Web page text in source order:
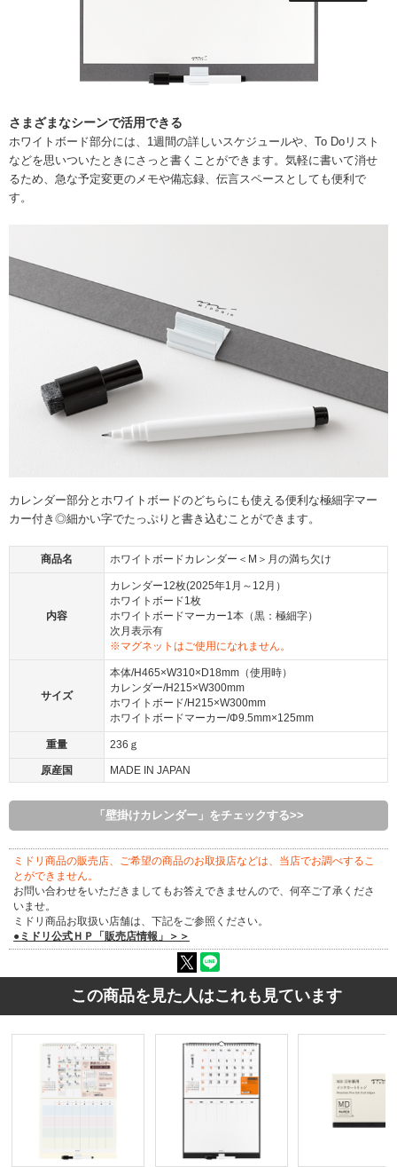
さまざまなシーンで活用できる
ホワイトボード部分には、1週間の詳しいスケジュールや、To Doリスト
などを思いついたときにさっと書くことができます。気軽に書いて消せ
るため、急な予定変更のメモや備忘録、伝言スペースとしても便利で
す。
カレンダー部分とホワイトボードのどちらにも使える便利な極細字マー
カー付き◎細かい字でたっぷりと書き込むことができます。
商品名 ホワイトボードカレンダー＜M＞月の満ち欠け
内容
カレンダー12枚(2025年1月～12月）
ホワイトボード1枚
ホワイトボードマーカー1本（黒：極細字）
次月表示有
※マグネットはご使用になれません。
サイズ
本体/H465×W310×D18mm（使用時）
カレンダー/H215×W300mm
ホワイトボード/H215×W300mm
ホワイトボードマーカー/Φ9.5mm×125mm
重量 236ｇ
原産国 MADE IN JAPAN
「壁掛けカレンダー」をチェックする>>
ミドリ商品の販売店、ご希望の商品のお取扱店などは、当店でお調べするこ
とができません。
お問い合わせをいただきましてもお答えできませんので、何卒ご了承くださ
いませ。
ミドリ商品お取扱い店舗は、下記をご参照ください。
●ミドリ公式ＨＰ「販売店情報」＞＞
この商品を見た人はこれも見ています